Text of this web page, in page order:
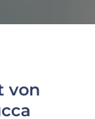
von